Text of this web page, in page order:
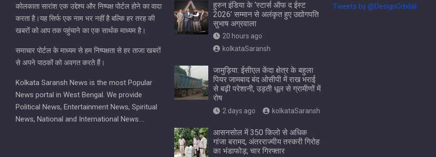
कोलकाता सारांश एक उद्देश्य और निष्पक्ष पोर्टल होने का वादा
करता है।यह सिर्फ एक नाम भर नहीं है बल्कि हर तरह की
खबरों को आप तक पहुंचाने का एक सार्थक माध्यम है।
समाचार पोर्टल के माध्यम से हम निष्पक्षता से हर ताजा खबरों
से अपने पाठकों को अवगत करते हैं।
Kolkata Saransh News is the most Popular
News portal in West Bengal. We provide
Political News, Entertainment News, Spiritual
News, National and International News….
हुरुन इंडिया के ‘स्टार्स ऑफ द ईस्ट
2026’ सम्मान से अलंकृत हुए उद्योगपति
सुभाष अग्रवाला
20 hours ago
kolkataSaransh
जामुड़िया: ईसीएल केंदा क्षेत्र के बहुला
पियर जामबाद बंद ओसीपी में राख भराई
से बढ़ी परेशानी, उड़ती धूल से ग्रामीणों में
रोष
2 days ago kolkataSaransh
आसनसोल में 350 किलो से अधिक
गांजा बरामद, अंतरराज्यीय तस्करी गिरोह
का भंडाफोड़; चार गिरफ्तार
Tweets by @DesignOrbital